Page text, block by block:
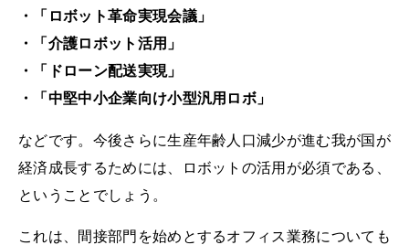
・「ロボット革命実現会議」
・「介護ロボット活用」
・「ドローン配送実現」
・「中堅中小企業向け小型汎用ロボ」
などです。今後さらに生産年齢人口減少が進む我が国が
経済成長するためには、ロボットの活用が必須である、
ということでしょう。
これは、間接部門を始めとするオフィス業務についても